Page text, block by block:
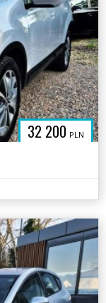
32 200 PLN